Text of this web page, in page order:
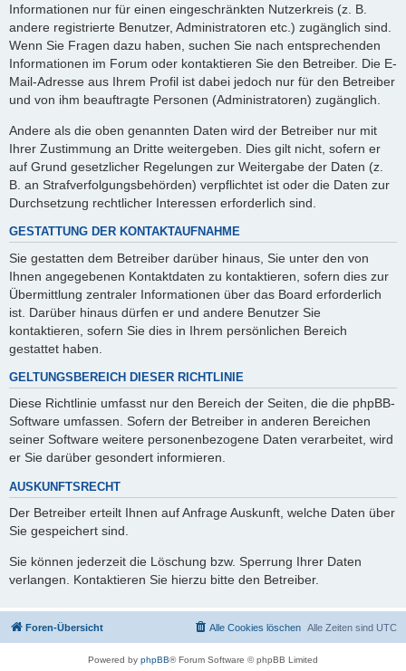
Informationen nur für einen eingeschränkten Nutzerkreis (z. B.
andere registrierte Benutzer, Administratoren etc.) zugänglich sind.
Wenn Sie Fragen dazu haben, suchen Sie nach entsprechenden
Informationen im Forum oder kontaktieren Sie den Betreiber. Die E-
Mail-Adresse aus Ihrem Profil ist dabei jedoch nur für den Betreiber
und von ihm beauftragte Personen (Administratoren) zugänglich.
Andere als die oben genannten Daten wird der Betreiber nur mit
Ihrer Zustimmung an Dritte weitergeben. Dies gilt nicht, sofern er
auf Grund gesetzlicher Regelungen zur Weitergabe der Daten (z.
B. an Strafverfolgungsbehörden) verpflichtet ist oder die Daten zur
Durchsetzung rechtlicher Interessen erforderlich sind.
GESTATTUNG DER KONTAKTAUFNAHME
Sie gestatten dem Betreiber darüber hinaus, Sie unter den von
Ihnen angegebenen Kontaktdaten zu kontaktieren, sofern dies zur
Übermittlung zentraler Informationen über das Board erforderlich
ist. Darüber hinaus dürfen er und andere Benutzer Sie
kontaktieren, sofern Sie dies in Ihrem persönlichen Bereich
gestattet haben.
GELTUNGSBEREICH DIESER RICHTLINIE
Diese Richtlinie umfasst nur den Bereich der Seiten, die die phpBB-
Software umfassen. Sofern der Betreiber in anderen Bereichen
seiner Software weitere personenbezogene Daten verarbeitet, wird
er Sie darüber gesondert informieren.
AUSKUNFTSRECHT
Der Betreiber erteilt Ihnen auf Anfrage Auskunft, welche Daten über
Sie gespeichert sind.
Sie können jederzeit die Löschung bzw. Sperrung Ihrer Daten
verlangen. Kontaktieren Sie hierzu bitte den Betreiber.
Foren-Übersicht Alle Zeiten sind UTC
Alle Cookies löschen
Powered by phpBB® Forum Software © phpBB Limited